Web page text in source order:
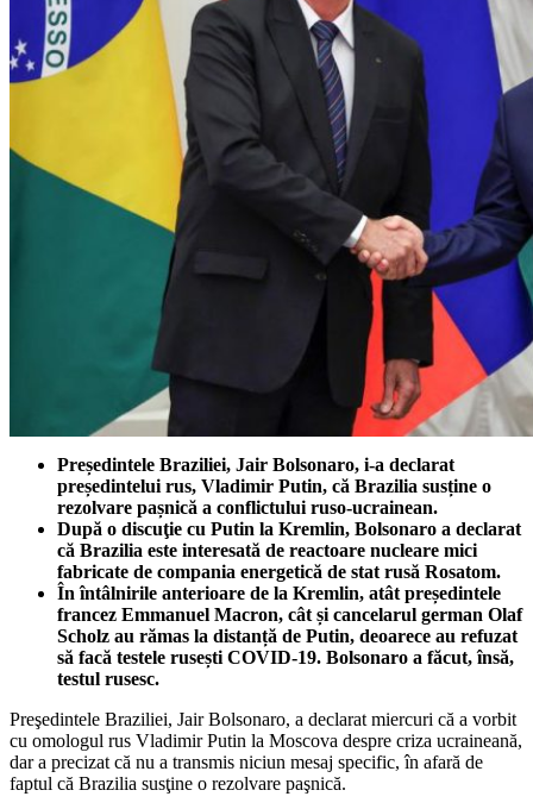
Președintele Braziliei, Jair Bolsonaro, i-a declarat
președintelui rus, Vladimir Putin, că Brazilia susține o
rezolvare pașnică a conflictului ruso-ucrainean.
După o discuţie cu Putin la Kremlin, Bolsonaro a declarat
că Brazilia este interesată de reactoare nucleare mici
fabricate de compania energetică de stat rusă Rosatom.
În întâlnirile anterioare de la Kremlin, atât președintele
francez Emmanuel Macron, cât și cancelarul german Olaf
Scholz au rămas la distanță de Putin, deoarece au refuzat
să facă testele rusești COVID-19. Bolsonaro a făcut, însă,
testul rusesc.
Preşedintele Braziliei, Jair Bolsonaro, a declarat miercuri că a vorbit
cu omologul rus Vladimir Putin la Moscova despre criza ucraineană,
dar a precizat că nu a transmis niciun mesaj specific, în afară de
faptul că Brazilia susţine o rezolvare paşnică.